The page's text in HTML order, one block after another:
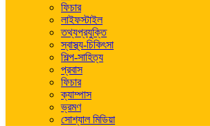
ফিচার
লাইফস্টাইল
তথ্যপ্রযুক্তি
স্বাস্থ্য-চিকিৎসা
শিল্প-সাহিত্য
প্রবাস
ফিচার
ক্যাম্পাস
ভ্রমণ
সোশ্যাল মিডিয়া